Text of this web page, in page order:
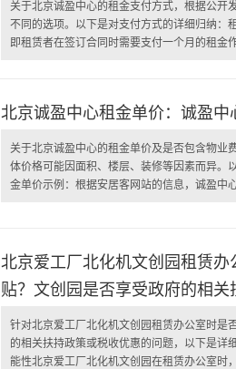
关于北京诚盈中心的租金支付方式，根据公开
不同的选项。以下是对支付方式的详细归纳：
即租赁者在签订合同时需要支付一个月的租金
北京诚盈中心租金单价：诚盈
关于北京诚盈中心的租金单价及是否包含物业
体价格可能因面积、楼层、装修等因素而异。
金单价示例：根据安居客网站的信息，诚盈中
北京爱工厂北化机文创园租赁
贴？文创园是否享受政府的相
针对北京爱工厂北化机文创园租赁办公室时是
的相关扶持政策或税收优惠的问题，以下是详
能性北京爱工厂北化机文创园在租赁办公室时